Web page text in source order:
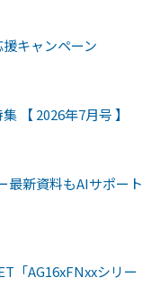
キャンペーン
【 2026年7月号 】
新資料もAIサポート
「AG16xFNxxシリー